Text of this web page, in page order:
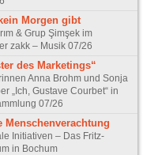
Morgen gibt
& Grup Şimşek im
zakk – Musik 07/26
des Marketings“
Anna Brohm und Sonja
„Ich, Gustave Courbet“ in
07/26
Menschenverachtung
Initiativen – Das Fritz-
in Bochum